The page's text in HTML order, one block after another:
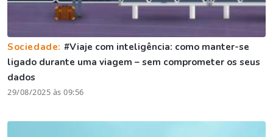
Sociedade: #Viaje com inteligência: como manter-se
ligado durante uma viagem – sem comprometer os seus
dados
29/08/2025 às 09:56